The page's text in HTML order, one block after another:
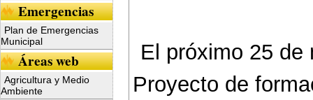
Emergencias
Plan de Emergencias
Municipal
Áreas web
Agricultura y Medio
Ambiente
El próximo 25 de
Proyecto de